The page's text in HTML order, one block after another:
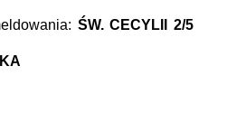
ŚW. CECYLII 2/5